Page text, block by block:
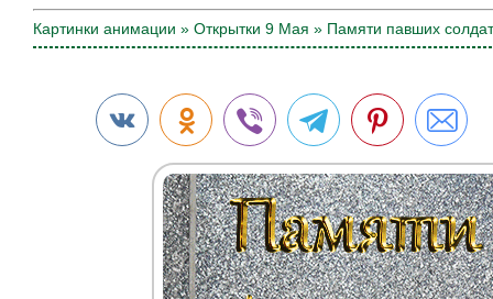
Картинки анимации » Открытки 9 Мая » Памяти павших